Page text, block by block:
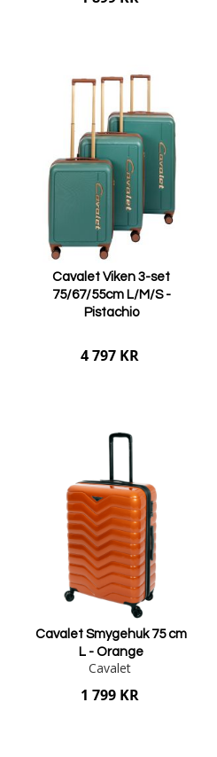
Cavalet Viken 3-set
75/67/55cm L/M/S -
Pistachio
4 797 KR
Cavalet Smygehuk 75 cm
L - Orange
Cavalet
1 799 KR